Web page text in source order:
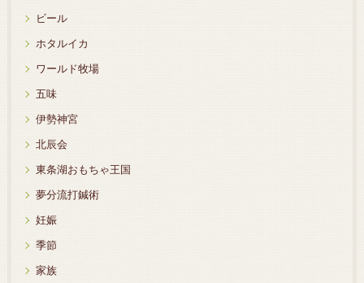
ビール
ホタルイカ
ワールド牧場
五味
伊勢神宮
北辰会
東条湖おもちゃ王国
夢分流打鍼術
妊娠
季節
家族